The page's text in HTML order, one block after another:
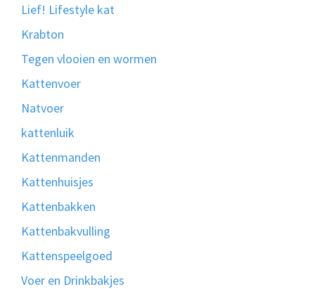
Lief! Lifestyle kat
Krabton
Tegen vlooien en wormen
Kattenvoer
Natvoer
kattenluik
Kattenmanden
Kattenhuisjes
Kattenbakken
Kattenbakvulling
Kattenspeelgoed
Voer en Drinkbakjes